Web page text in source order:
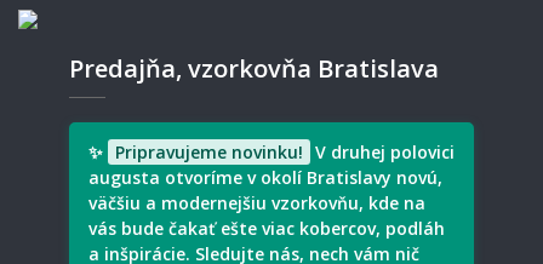
Aký typ koberec je vhodný pre deti?
Predajňa, vzorkovňa Bratislava
✨ Pripravujeme novinku! V druhej polovici
augusta otvoríme v okolí Bratislavy novú,
väčšiu a modernejšiu vzorkovňu, kde na
vás bude čakať ešte viac kobercov, podláh
a inšpirácie. Sledujte nás, nech vám nič